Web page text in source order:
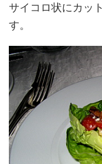
サイコロ状にカッ
す。